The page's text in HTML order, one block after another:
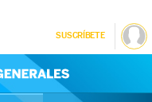
SUSCRÍBETE